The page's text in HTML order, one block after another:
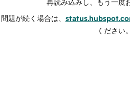
問題が続く場合は、
ください。